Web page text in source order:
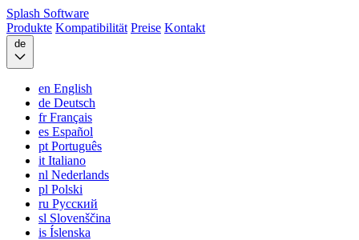
Splash Software
Produkte Kompatibilität Preise Kontakt
de
en English
de Deutsch
frFrançais
es Español
pt Português
it Italiano
nl Nederlands
pl Polski
ru Русский
sl Slovenščina
is Íslenska